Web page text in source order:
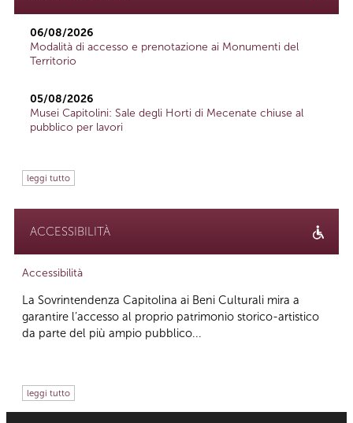
06/08/2026
Modalità di accesso e prenotazione ai Monumenti del
Territorio
05/08/2026
Musei Capitolini: Sale degli Horti di Mecenate chiuse al
pubblico per lavori
leggi tutto
ACCESSIBILITÀ
Accessibilità
La Sovrintendenza Capitolina ai Beni Culturali mira a
garantire l’accesso al proprio patrimonio storico-artistico
da parte del più ampio pubblico...
leggi tutto